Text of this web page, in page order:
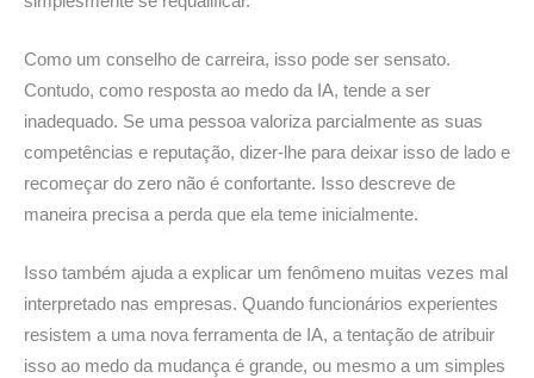
Como um conselho de carreira, isso pode ser sensato.
Contudo, como resposta ao medo da IA, tende a ser
inadequado. Se uma pessoa valoriza parcialmente as suas
competências e reputação, dizer-lhe para deixar isso de lado e
recomeçar do zero não é confortante. Isso descreve de
maneira precisa a perda que ela teme inicialmente.
Isso também ajuda a explicar um fenômeno muitas vezes mal
interpretado nas empresas. Quando funcionários experientes
resistem a uma nova ferramenta de IA, a tentação de atribuir
isso ao medo da mudança é grande, ou mesmo a um simples